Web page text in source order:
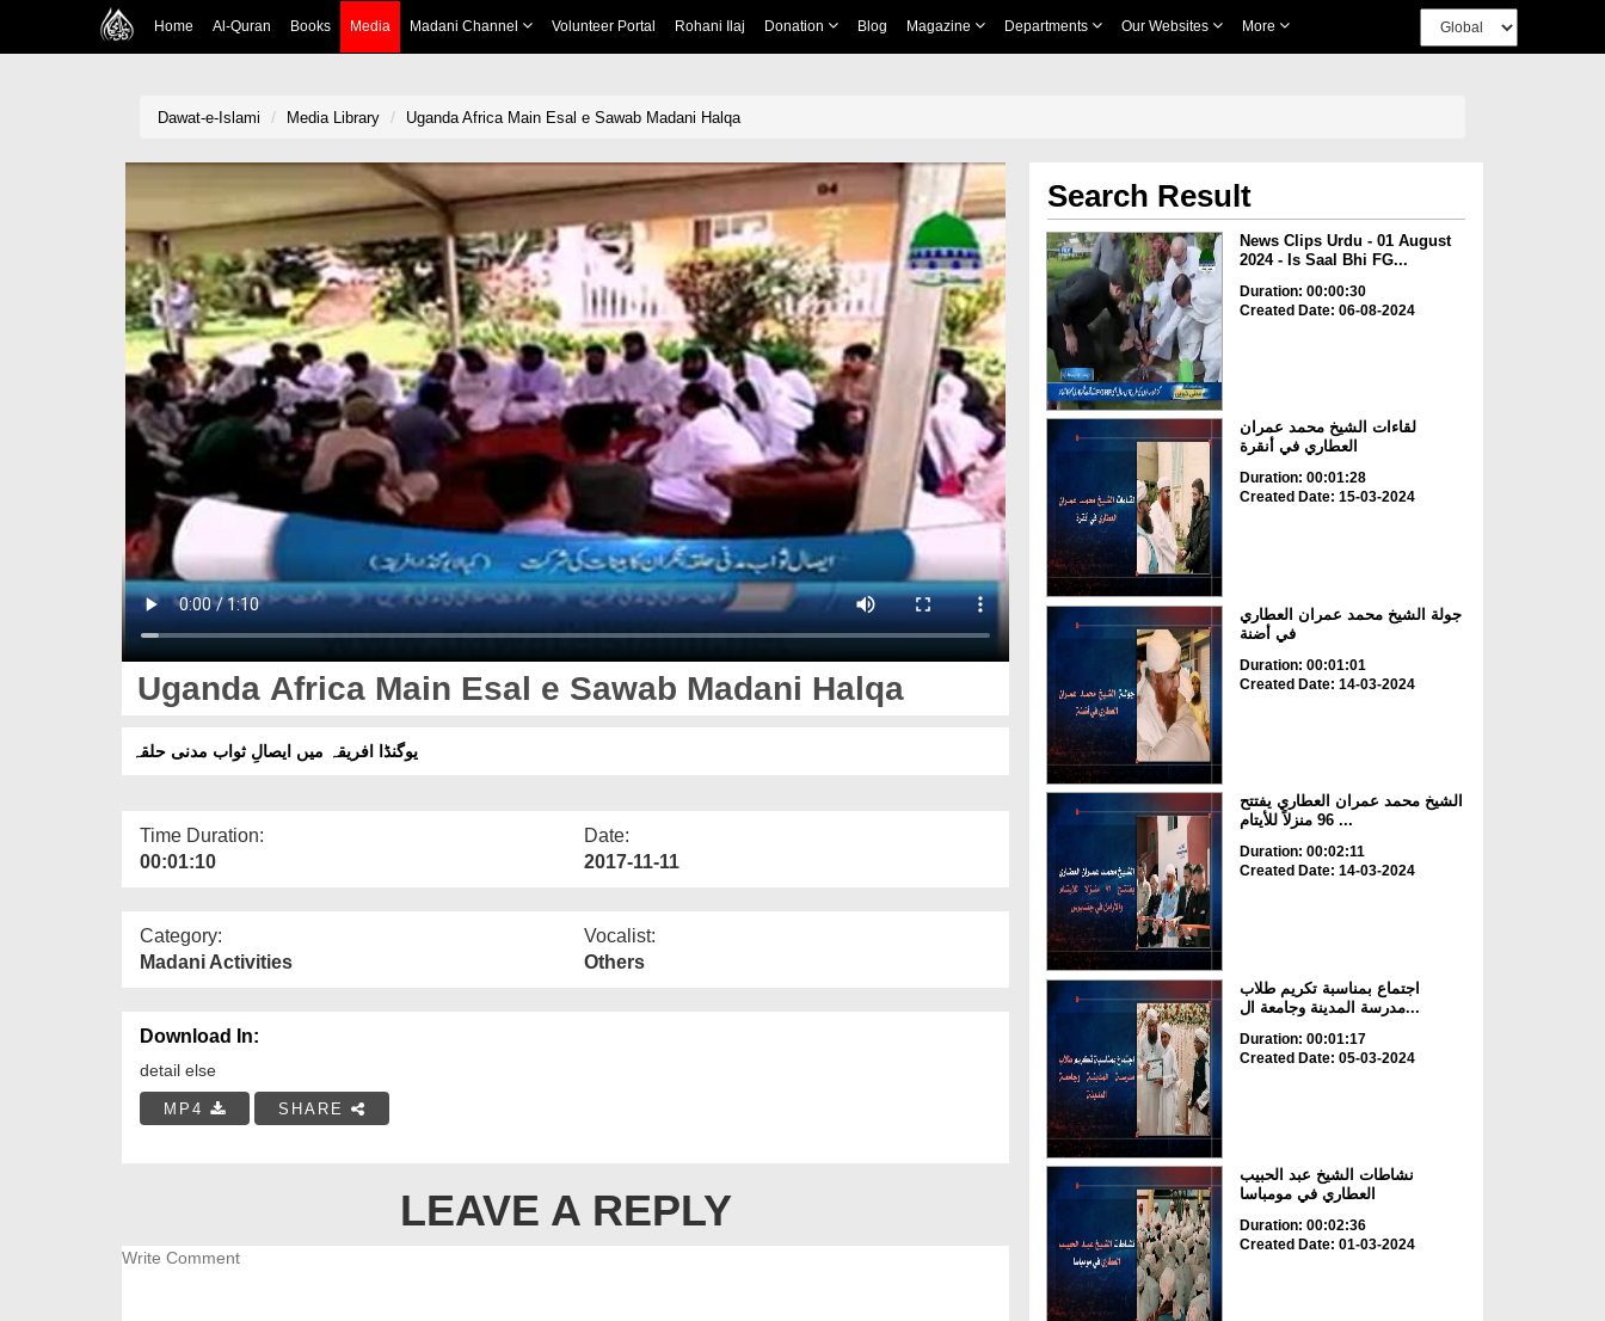
Home Al-Quran Books Media Madani Channel Volunteer Portal Rohani Ilaj Donation Blog Magazine Departments Our Websites More
Dawat-e-Islami Media Library Uganda Africa Main Esal e Sawab Madani Halqa
Uganda Africa Main Esal e Sawab Madani Halqa
یوگنڈا افریقہ میں ایصالِ ثواب مدنی حلقہ
Time Duration:
00:01:10
Date:
2017-11-11
Category:
Madani Activities
Vocalist:
Others
Download In:
detail else
MP4 SHARE
LEAVE A REPLY
Search Result
News Clips Urdu - 01 August
2024 - Is Saal Bhi FG...
Duration: 00:00:30
Created Date: 06-08-2024
لقاءات الشيخ محمد عمران
العطاري في أنقرة
Duration: 00:01:28
Created Date: 15-03-2024
جولة الشيخ محمد عمران العطاري
في أضنة
Duration: 00:01:01
Created Date: 14-03-2024
الشيخ محمد عمران العطاري يفتتح
96 منزلاً للأيتام ...
Duration: 00:02:11
Created Date: 14-03-2024
اجتماع بمناسبة تكريم طلاب
مدرسة المدينة وجامعة ال...
Duration: 00:01:17
Created Date: 05-03-2024
نشاطات الشيخ عبد الحبيب
العطاري في مومباسا
Duration: 00:02:36
Created Date: 01-03-2024